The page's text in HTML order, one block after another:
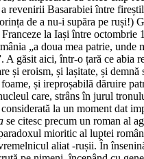
revenirii Basarabiei între
de a nu-i supăra pe ruși!)
la Iași între octombrie
„a doua mea patrie, unde
A găsit aici, într-o țară ce abia
și eroism, și lașitate, și demnă
și ireproșabilă dăruire
care, strâns în jurul
la un moment dat
se citesc precum un roman al
mioritic al luptei
aliat -rușii. În